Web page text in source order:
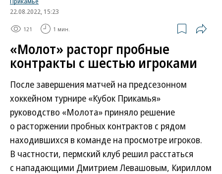
22.08.2022, 15:23
121 1 мин.
«Молот» расторг пробные
контракты с шестью игроками
После завершения матчей на предсезонном
хоккейном турнире «Кубок Прикамья»
руководство «Молота» приняло решение
о расторжении пробных контрактов с рядом
находившихся в команде на просмотре игроков.
В частности, пермский клуб решил расстаться
с нападающими Дмитрием Левашовым, Кириллом